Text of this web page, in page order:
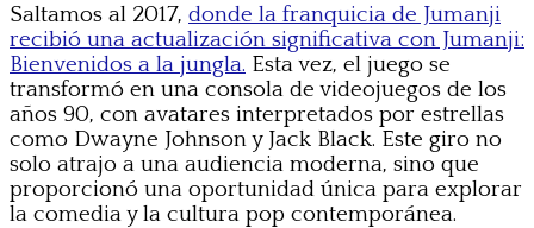
Saltamos al 2017, donde la franquicia de Jumanji
recibió una actualización significativa con Jumanji:
Bienvenidos a la jungla. Esta vez, el juego se
transformó en una consola de videojuegos de los
años 90, con avatares interpretados por estrellas
como Dwayne Johnson y Jack Black. Este giro no
solo atrajo a una audiencia moderna, sino que
proporcionó una oportunidad única para explorar
la comedia y la cultura pop contemporánea.